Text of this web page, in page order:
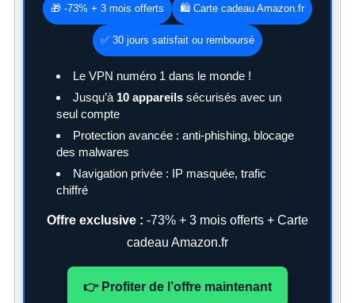
🎁 -73% + 3 mois offerts 🛍️ Carte cadeau Amazon.fr
✅ 30 jours satisfait ou remboursé
Le VPN numéro 1 dans le monde !
Jusqu’à 10 appareilssécurisés avec un
seul compte
Protection avancée : anti-phishing, blocage
des malwares
Navigation privée : IP masquée, trafic
chiffré
Offre exclusive : -73% + 3 mois offerts + Carte
cadeau Amazon.fr
👉 Profiter de l’offre maintenant